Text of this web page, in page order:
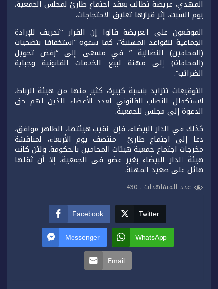
المهدي، عريضة تطالب بعقد اجتماع طارئ لمجلس الجمعية،
يوم السبت، إثر قرارها تعليق الاحتجاجات.
الموقعون على العريضة قالوا إن القرار “تحريف للإرادة
الجماعية للقواعد المهنية”، كما سموه “استخفافا بتضحيات
(المحامين) النضالية ” في مسعى إلى “رفض تحويل
(المحاماة) إلى مهنة لبيع الخدمات القانونية وجباية
الضرائب”.
التوقيعات تتزايد بنسبة كبيرة، كثير منها من هيئة الرباط،
لاستكمال النصاب القانوني لعدد الأعضاء الذين لهم حق
الدعوة إلى مجلس للجمعية.
كذلك في الدار البيضاء، فإن نقيب هيئتها، الطاهر موافق،
دعا إلى اجتماع طارئ منتصف يوم الأربعاء، لمناقشة
مخرجات اجتماع جمعية هيئات المحامين بالحكومة. ولئن كانت
هيئة الدار البيضاء بغير عضو في الجمعية، إلا أن ثقلها
هائل على صعيد المهنة.
عدد المشاهدات : 430
Facebook Twitter
Messenger WhatsApp
Email